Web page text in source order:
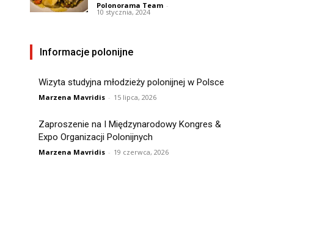
Polonorama Team -
10 stycznia, 2024
Informacje polonijne
Wizyta studyjna młodzieży polonijnej w Polsce
Marzena Mavridis - 15 lipca, 2026
Zaproszenie na I Międzynarodowy Kongres &
Expo Organizacji Polonijnych
Marzena Mavridis - 19 czerwca, 2026